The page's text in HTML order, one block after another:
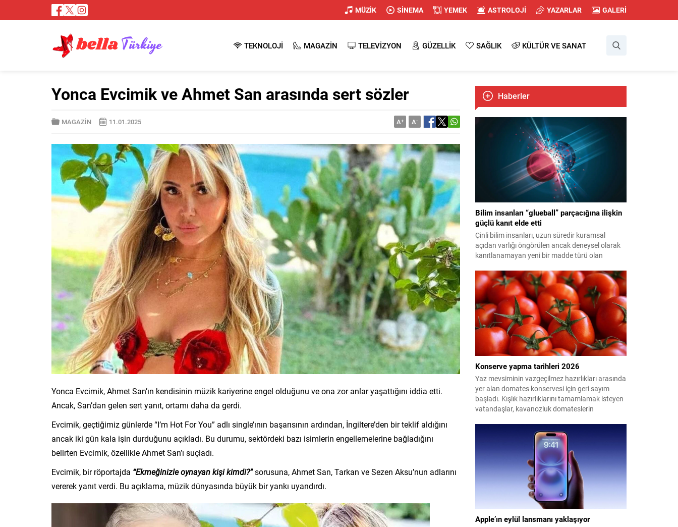
MÜZİK SİNEMA YEMEK ASTROLOJİ YAZARLAR GALERİ
TEKNOLOJİ MAGAZİN TELEVİZYON GÜZELLİK SAĞLIK KÜLTÜR VE SANAT
Yonca Evcimik ve Ahmet San arasında sert sözler
MAGAZİN 11.01.2025 A+ A-
Yonca Evcimik, Ahmet San’ın kendisinin müzik kariyerine engel olduğunu ve ona zor anlar yaşattığını iddia etti.
Ancak, San’dan gelen sert yanıt, ortamı daha da gerdi.
Evcimik, geçtiğimiz günlerde “I’m Hot For You” adlı single’ının başarısının ardından, İngiltere’den bir teklif aldığını
ancak iki gün kala işin durduğunu açıkladı. Bu durumu, sektördeki bazı isimlerin engellemelerine bağladığını
belirten Evcimik, özellikle Ahmet San’ı suçladı.
Evcimik, bir röportajda “Ekmeğinizle oynayan kişi kimdi?”sorusuna, Ahmet San, Tarkan ve Sezen Aksu’nun adlarını
vererek yanıt verdi. Bu açıklama, müzik dünyasında büyük bir yankı uyandırdı.
Haberler
Bilim insanları “glueball” parçacığına ilişkin
güçlü kanıt elde etti
Çinli bilim insanları, uzun süredir kuramsal
açıdan varlığı öngörülen ancak deneysel olarak
kanıtlanamayan yeni bir madde türü olan
kanıt elde etti.
Konserve yapma tarihleri 2026
Yaz mevsiminin vazgeçilmez hazırlıkları arasında
yer alan domates konservesi için geri sayım
başladı. Kışlık hazırlıklarını tamamlamak isteyen
vatandaşlar, kavanozluk domateslerin
olacağını araştırıyor. Peki 2026'da konserve
yapılacak domates ne zaman çıkacak? İşte en
Apple’ın eylül lansmanı yaklaşıyor